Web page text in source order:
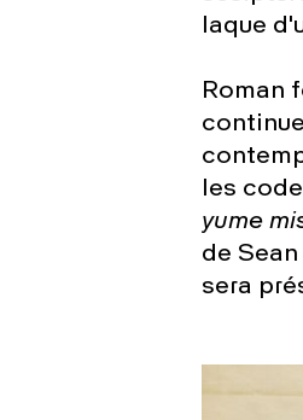
laque
Roman
les
yume
de
sera